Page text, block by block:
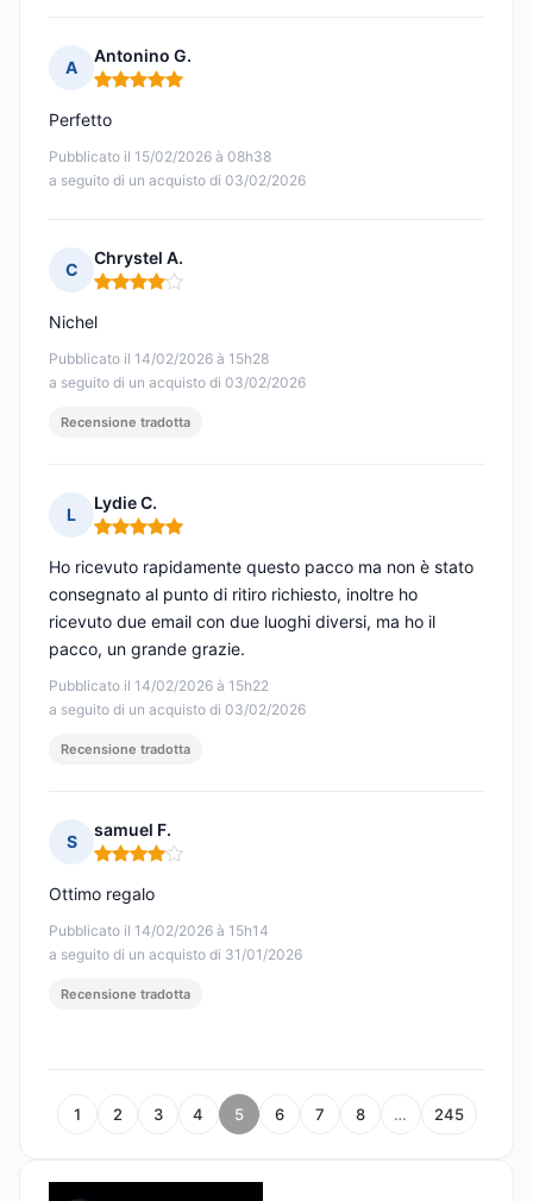
A
Antonino G.
Nota: 5 su 5
Pubblicato il 15/02/2026 à 08h38
a seguito di un acquisto di 03/02/2026
Perfetto
C
Chrystel A.
Nota: 4 su 5
Pubblicato il 14/02/2026 à 15h28
a seguito di un acquisto di 03/02/2026
Nichel
Recensione tradotta
L
Lydie C.
Nota: 5 su 5
Pubblicato il 14/02/2026 à 15h22
a seguito di un acquisto di 03/02/2026
Ho ricevuto rapidamente questo pacco ma non è stato
consegnato al punto di ritiro richiesto, inoltre ho
ricevuto due email con due luoghi diversi, ma ho il
pacco, un grande grazie.
Recensione tradotta
S
samuel F.
Nota: 4 su 5
Pubblicato il 14/02/2026 à 15h14
a seguito di un acquisto di 31/01/2026
Ottimo regalo
Recensione tradotta
1 2 3 4 5 6 7 8 … 245